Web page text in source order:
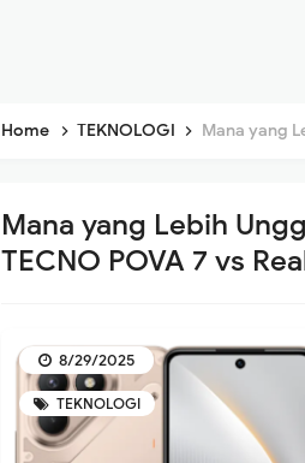
Home TEKNOLOGI Mana yang Lebih
Mana yang Lebih
TECNO POVA 7 vs
TEKNOLOGI
8/29/2025